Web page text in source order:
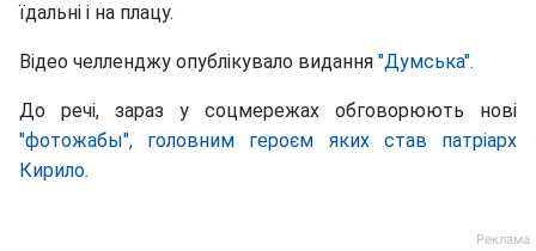
їдальні і на плацу.
Відео челленджу опублікувало видання "Думська".
До речі, зараз у соцмережах обговорюють нові
"фотожабы", головним героєм яких став патріарх
Кирило.